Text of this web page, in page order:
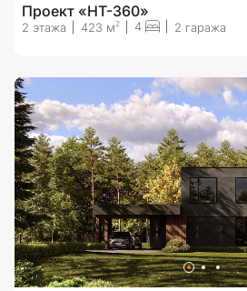
Проект «HT-360»
2 этажа 423 м2 4 2 гаража